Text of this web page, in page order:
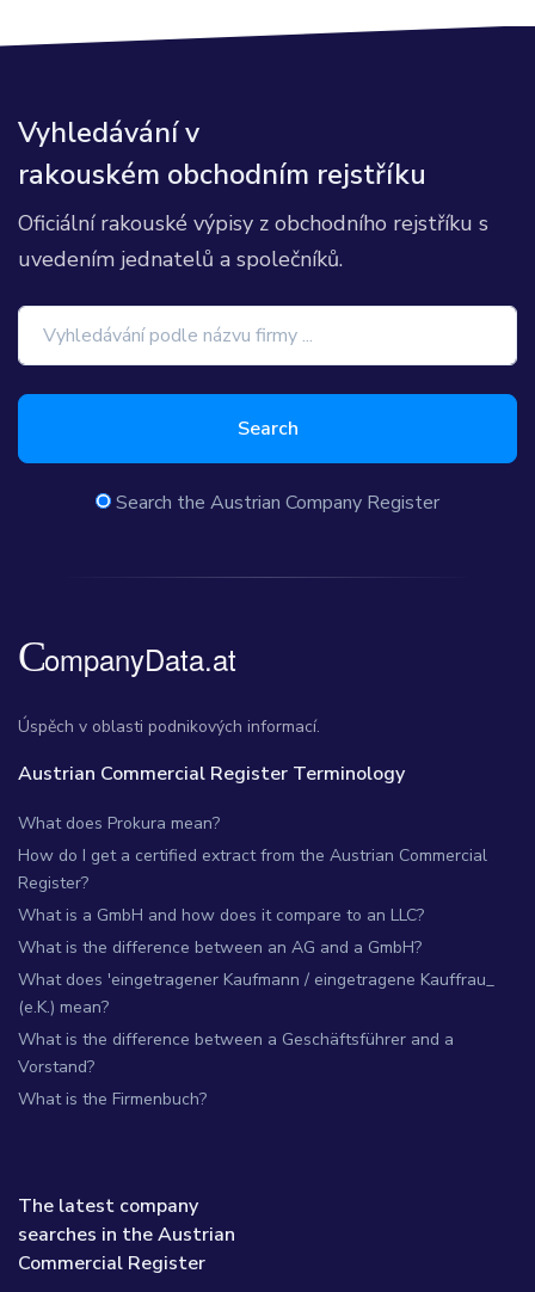
Vyhledávání v
rakouském obchodním rejstříku
Oficiální rakouské výpisy z obchodního rejstříku s
uvedením jednatelů a společníků.
Search
Search the Austrian Company Register
Úspěch v oblasti podnikových informací.
Austrian Commercial Register Terminology
What does Prokura mean?
How do I get a certified extract from the Austrian Commercial
Register?
What is a GmbH and how does it compare to an LLC?
What is the difference between an AG and a GmbH?
What does 'eingetragener Kaufmann / eingetragene Kauffrau_
(e.K.) mean?
What is the difference between a Geschäftsführer and a
Vorstand?
What is the Firmenbuch?
The latest company
searches in the Austrian
Commercial Register